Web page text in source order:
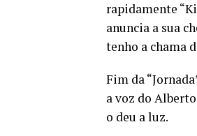
rapidamente
anuncia a sua
tenho a chama
Fim da
a voz do
o deu a luz.